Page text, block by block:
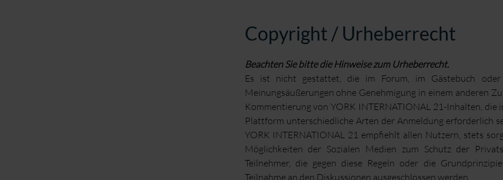
Copyright / Urheberrecht
Beachten Sie bitte die Hinweise zum Urheberrecht.
Es ist nicht gestattet, die im Forum, im Gästebuch
Meinungsäußerungen ohne Genehmigung in einem anderen
Kommentierung von YORK INTERNATIONAL 21-Inhalten,
Plattform unterschiedliche Arten der Anmeldung erforderlich
YORK INTERNATIONAL 21 empfiehlt allen Nutzern, stets
Möglichkeiten der Sozialen Medien zum Schutz der
Teilnehmer, die gegen diese Regeln oder die
Teilnahme an den Diskussionen ausgeschlossen werden.